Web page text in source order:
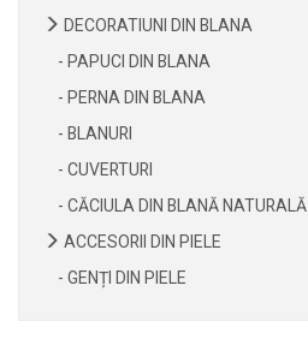
DECORATIUNI DIN BLANA
- PAPUCI DIN BLANA
- PERNA DIN BLANA
- BLANURI
- CUVERTURI
- CĂCIULA DIN BLANĂ NATURALĂ
ACCESORII DIN PIELE
- GENȚI DIN PIELE